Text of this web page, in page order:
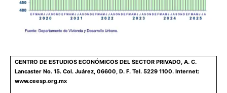
CENTRO DE ESTUDIOS ECONÓMICOS DEL SECTOR PRIVADO, A. C.
Lancaster No. 15. Col. Juárez, 06600, D. F. Tel. 5229 1100. Internet:
www.ceesp.org.mx